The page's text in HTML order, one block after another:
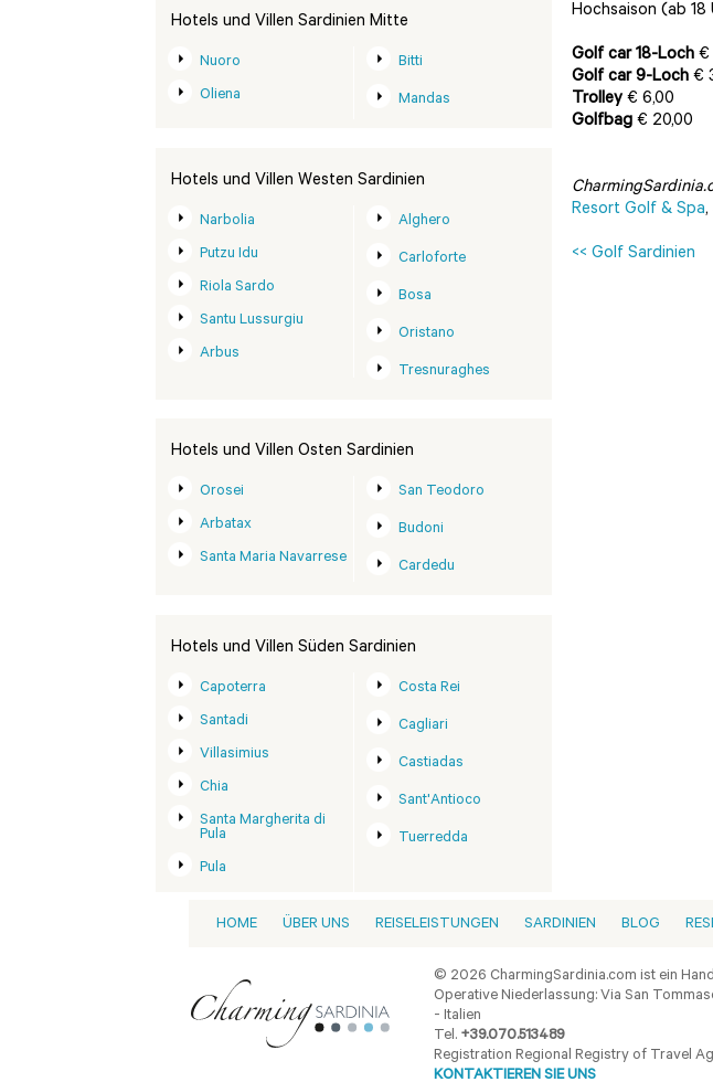
Hotels und Villen Sardinien Mitte
Nuoro
Oliena
Bitti
Mandas
Hotels und Villen Westen Sardinien
Narbolia
Putzu Idu
Riola Sardo
Santu Lussurgiu
Arbus
Alghero
Carloforte
Bosa
Oristano
Tresnuraghes
Hotels und Villen Osten Sardinien
Orosei
Arbatax
Santa Maria Navarrese
San Teodoro
Budoni
Cardedu
Hotels und Villen Süden Sardinien
Capoterra
Santadi
Villasimius
Chia
Santa Margherita di
Pula
Pula
Costa Rei
Cagliari
Castiadas
Sant'Antioco
Tuerredda
Hochsaison (ab 18
Golf car 18-Loch €
Golf car 9-Loch €
Trolley€ 6,00
Golfbag € 20,00
Resort Golf & Spa,
<< Golf Sardinien
HOME ÜBER UNS REISELEISTUNGEN SARDINIEN BLOG
© 2026 CharmingSardinia.com ist ein
Operative Niederlassung: Via San
- Italien
Tel. +39.070.513489
Registration Regional Registry of Travel
KONTAKTIEREN SIE UNS